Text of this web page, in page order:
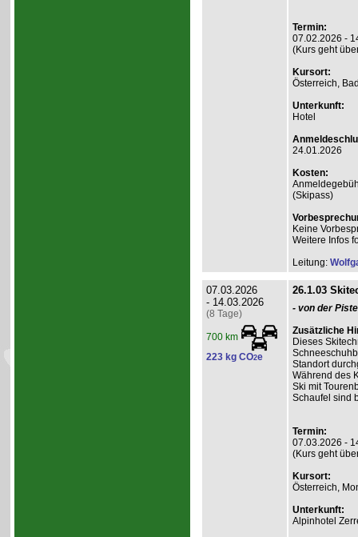
Termin:
07.02.2026 -
(Kurs geht
Kursort:
Österreich,
Unterkunft:
Hotel
24.01.2026
Kosten:
(Skipass)
Keine
Weitere Infos
Leitung:
07.03.2026
- 14.03.2026
(8 Tage)
700 km
223 kg CO2e
26.1.03
- von der
Zusätzliche
Dieses
Standort
Während des
Ski mit
Schaufel sind
Termin:
07.03.2026 -
(Kurs geht
Kursort:
Österreich,
Unterkunft:
Alpinhotel